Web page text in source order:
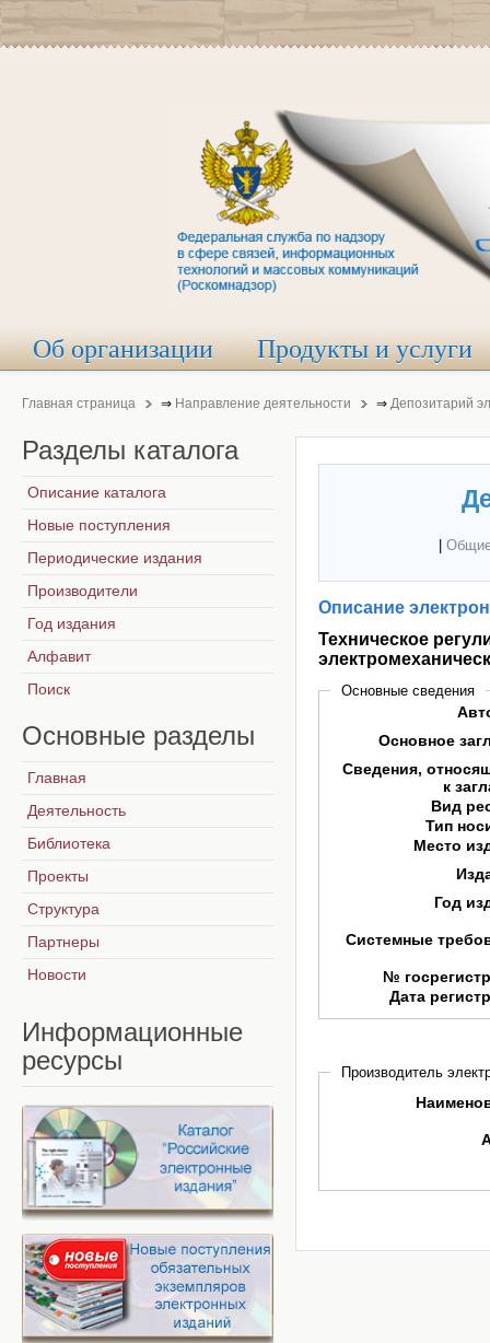
Об организации Продукты и услуги
Главная страница ⇒ Направление деятельности ⇒ Депозитарий
Описание
Техническое
Основные сведения
Основное
Сведения,
к
Вид
Тип
Место
Год
Системные
№
Дата
Производитель
Разделы каталога
Описание каталога
Новые поступления
Периодические издания
Производители
Год издания
Алфавит
Поиск
Основные разделы
Главная
Деятельность
Библиотека
Проекты
Структура
Партнеры
Новости
Информационные
ресурсы